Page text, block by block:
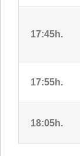
17:45h.
17:55h.
18:05h.